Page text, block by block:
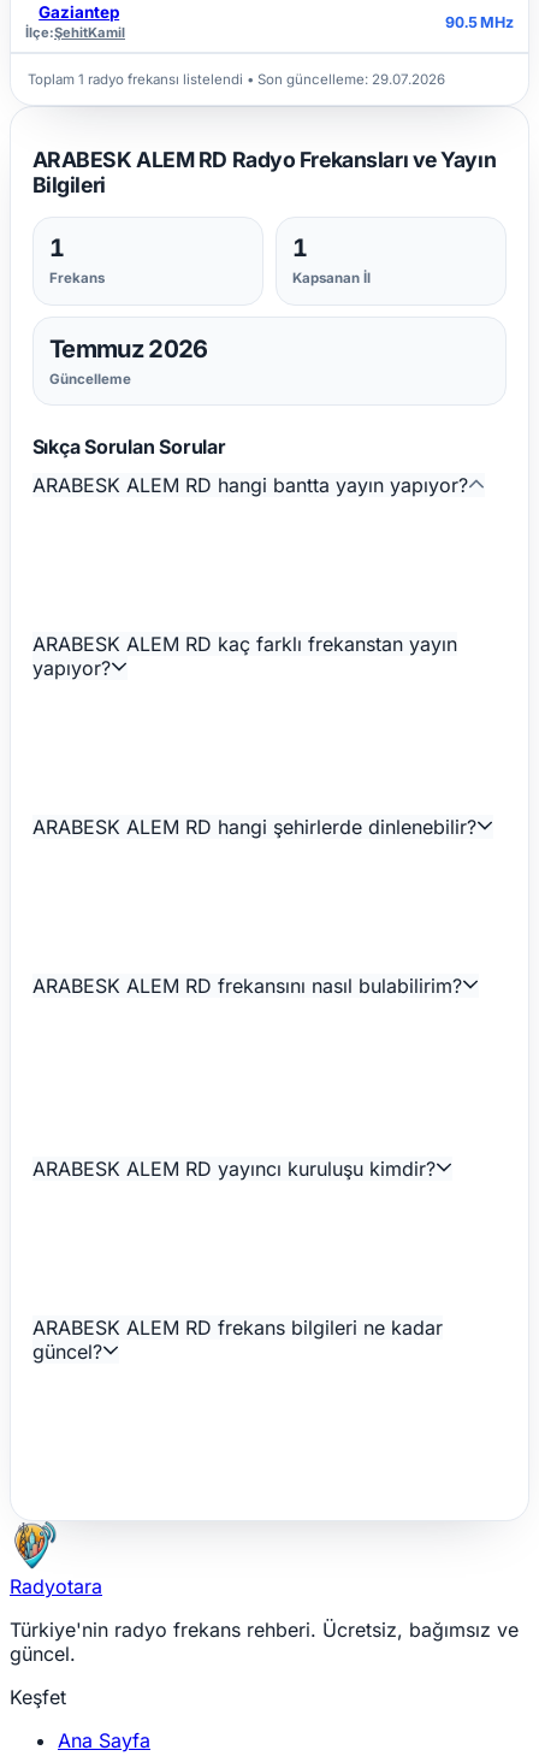
İL İLÇE
Gaziantep
İlçe:ŞehitKamil
90.5 MHz
Toplam 1 radyo frekansı listelendi • Son güncelleme: 29.07.2026
ARABESK ALEM RD Radyo Frekansları ve Yayın
Bilgileri
1
Frekans
1
Kapsanan İl
Temmuz 2026
Güncelleme
Sıkça Sorulan Sorular
ARABESK ALEM RD hangi bantta yayın yapıyor?
ARABESK ALEM RD kaç farklı frekanstan yayın
yapıyor?
ARABESK ALEM RD hangi şehirlerde dinlenebilir?
ARABESK ALEM RD frekansını nasıl bulabilirim?
ARABESK ALEM RD yayıncı kuruluşu kimdir?
ARABESK ALEM RD frekans bilgileri ne kadar
güncel?
Radyotara
Türkiye'nin radyo frekans rehberi. Ücretsiz, bağımsız ve
güncel.
Keşfet
Ana Sayfa